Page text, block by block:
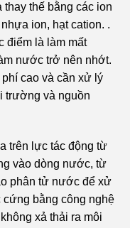
thế bằng các ion
ion, hạt cation. .
điểm là làm mất
nước trở nên nhớt.
cao và cần xử lý
trường và nguồn
trên lực tác động từ
vào dòng nước, từ
phân tử nước để xử
bằng công nghệ
xả thải ra môi